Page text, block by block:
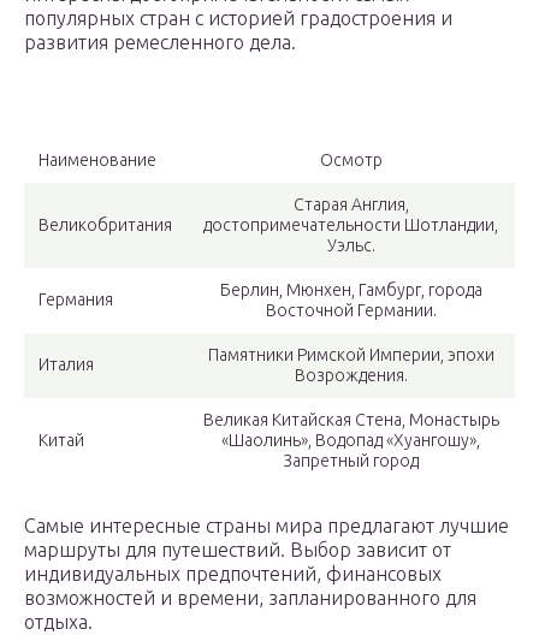
популярных стран с историей градостроения и
развития ремесленного дела.
Наименование Осмотр
Великобритания
Старая Англия,
достопримечательности Шотландии,
Уэльс.
Германия
Берлин, Мюнхен, Гамбург, города
Восточной Германии.
Италия
Памятники Римской Империи, эпохи
Возрождения.
Китай
Великая Китайская Стена, Монастырь
«Шаолинь», Водопад «Хуангошу»,
Запретный город
Самые интересные страны мира предлагают лучшие
маршруты для путешествий. Выбор зависит от
индивидуальных предпочтений, финансовых
возможностей и времени, запланированного для
отдыха.